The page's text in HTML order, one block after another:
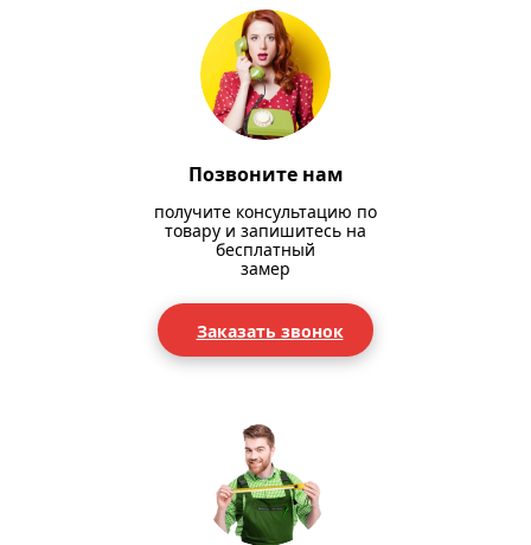
Позвоните нам
получите консультацию по
товару и запишитесь на
бесплатный
замер
Заказать звонок